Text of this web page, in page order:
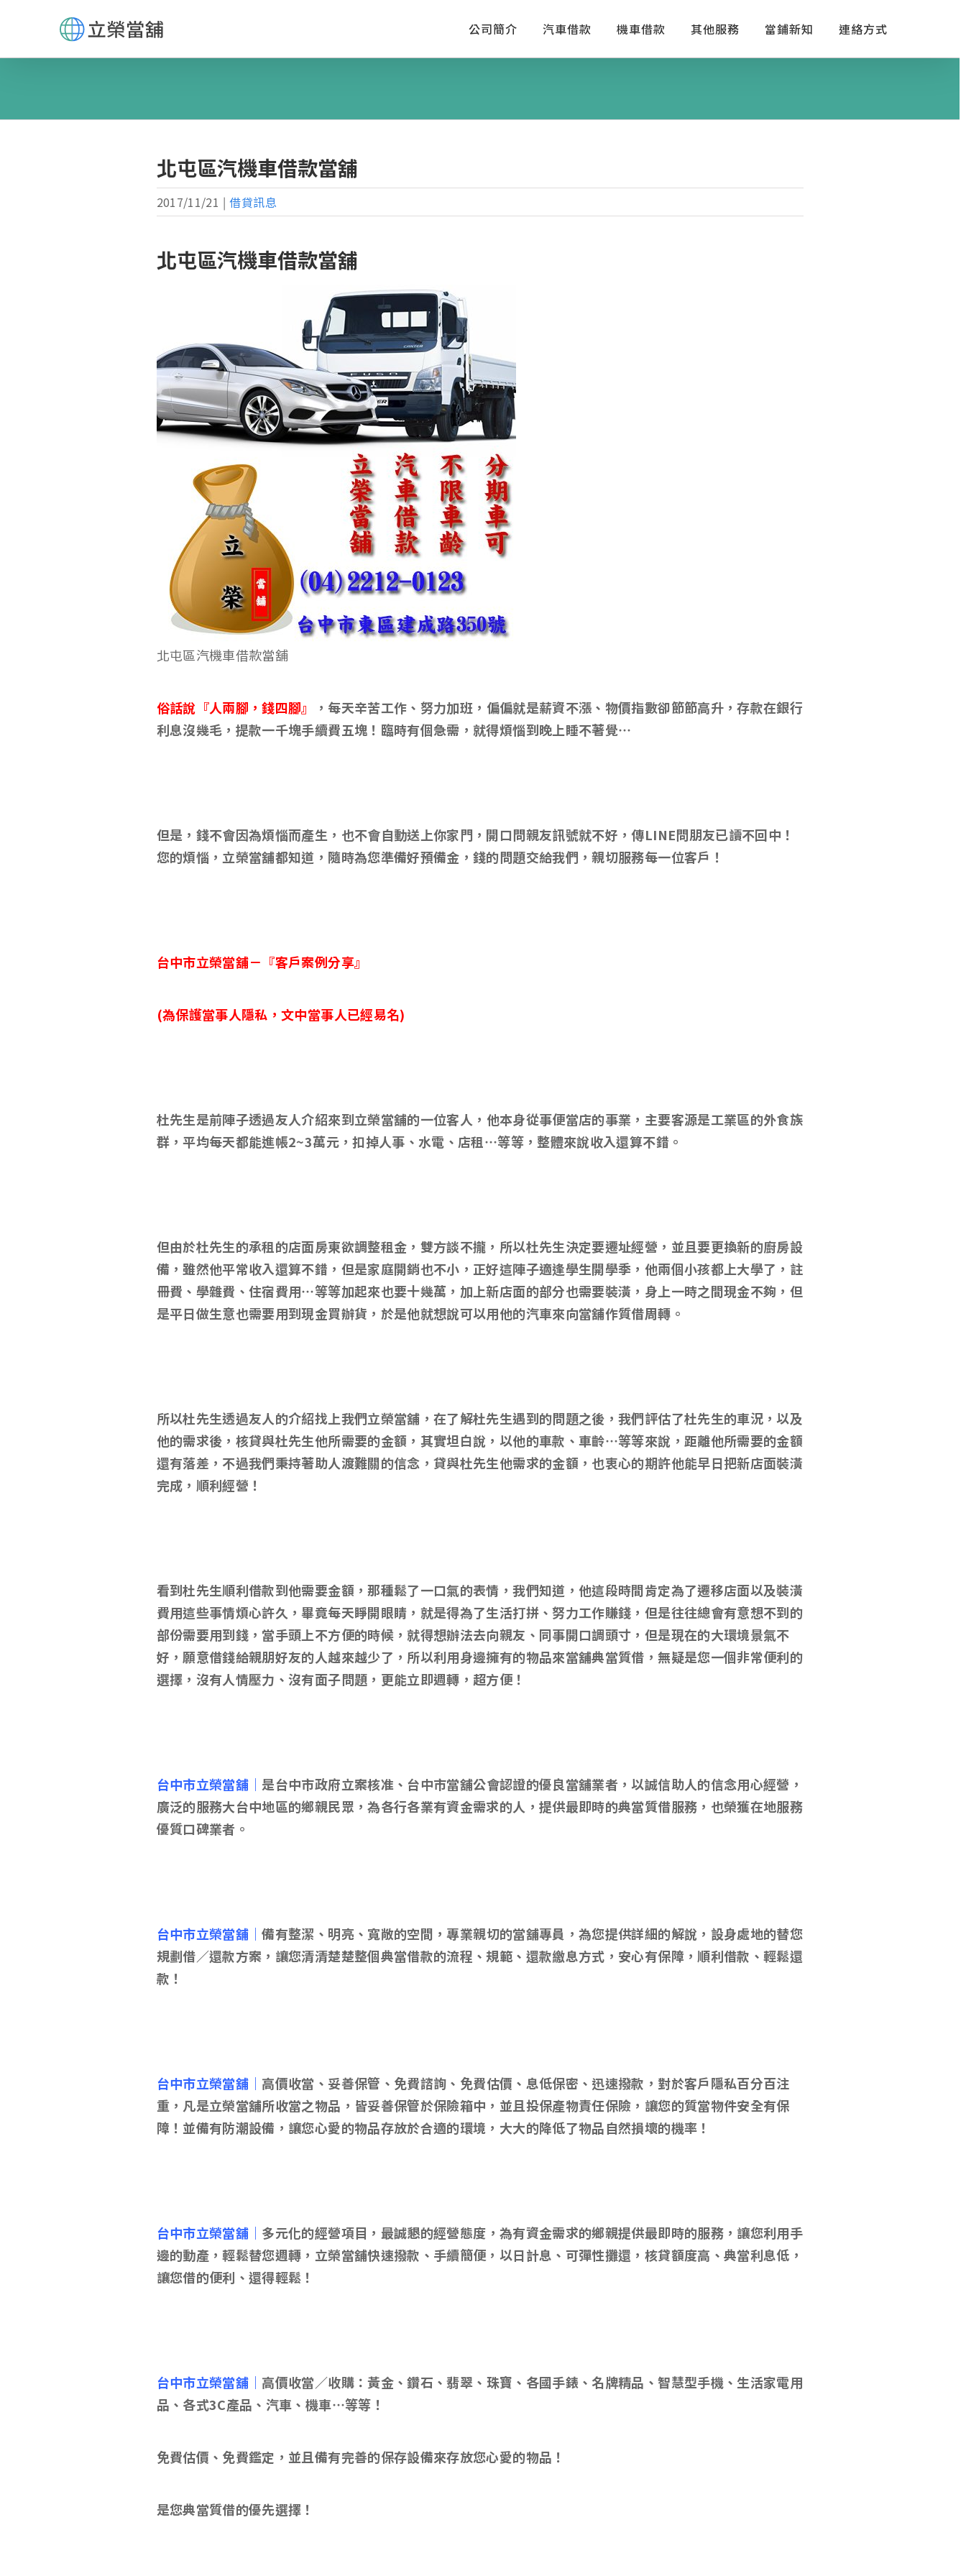
content
公司簡介 汽車借款 機車借款 其他服務 當鋪新知 連絡方式
北屯區汽機車借款當舖
2017/11/21 | 借貸訊息
北屯區汽機車借款當舖
北屯區汽機車借款當舖
俗話說『人兩腳，錢四腳』
，每天辛苦工作、努力加班，偏偏就是薪資不漲、物價指數卻節節高升，存款在銀行
利息沒幾毛，提款一千塊手續費五塊！臨時有個急需，就得煩惱到晚上睡不著覺…
但是，錢不會因為煩惱而產生，也不會自動送上你家門，開口問親友訊號就不好，傳LINE問朋友已讀不回中！
您的煩惱，立榮當舖都知道，隨時為您準備好預備金，錢的問題交給我們，親切服務每一位客戶！
台中市立榮當舖－ 『客戶案例分享』
(為保護當事人隱私，文中當事人已經易名)
杜先生是前陣子透過友人介紹來到立榮當舖的一位客人 ，他本身從事便當店的事業，主要客源是工業區的外食族
群，平均每天都能進帳2~3萬元，扣掉人事、水電、店租…等等，整體來說收入還算不錯。
但由於杜先生的承租的店面房東欲調整租金，雙方談不攏，所以杜先生決定要遷址經營，並且要更換新的廚房設
備，雖然他平常收入還算不錯，但是家庭開銷也不小，正好這陣子適逢學生開學季，他兩個小孩都上大學了，註
冊費、學雜費、住宿費用…等等加起來也要十幾萬，加上新店面的部分也需要裝潢，身上一時之間現金不夠，但
是平日做生意也需要用到現金買辦貨，於是他就想說可以用他的汽車來向當舖作質借周轉。
所以杜先生透過友人的介紹找上我們立榮當舖，在了解杜先生遇到的問題之後，我們評估了杜先生的車況，以及
他的需求後，核貸與杜先生他所需要的金額，其實坦白說，以他的車款、車齡…等等來說，距離他所需要的金額
還有落差，不過我們秉持著助人渡難關的信念，貸與杜先生他需求的金額，也衷心的期許他能早日把新店面裝潢
完成，順利經營！
看到杜先生順利借款到他需要金額，那種鬆了一口氣的表情，我們知道，他這段時間肯定為了遷移店面以及裝潢
費用這些事情煩心許久，畢竟每天睜開眼睛，就是得為了生活打拼、努力工作賺錢，但是往往總會有意想不到的
部份需要用到錢，當手頭上不方便的時候，就得想辦法去向親友、同事開口調頭寸，但是現在的大環境景氣不
好，願意借錢給親朋好友的人越來越少了，所以利用身邊擁有的物品來當舖典當質借，無疑是您一個非常便利的
選擇，沒有人情壓力、沒有面子問題，更能立即週轉，超方便！
台中市立榮當舖｜ 是台中市政府立案核准、台中市當舖公會認證的優良當舖業者，以誠信助人的信念用心經營，
廣泛的服務大台中地區的鄉親民眾，為各行各業有資金需求的人，提供最即時的典當質借服務，也榮獲在地服務
優質口碑業者。
台中市立榮當舖｜備有整潔、明亮、寬敞的空間，專業親切的當舖專員，為您提供詳細的解說，設身處地的替您
規劃借／還款方案，讓您清清楚楚整個典當借款的流程、規範、還款繳息方式，安心有保障，順利借款、輕鬆還
款！
台中市立榮當舖｜ 高價收當、妥善保管、免費諮詢、免費估價、息低保密、迅速撥款，對於客戶隱私百分百注
重，凡是立榮當舖所收當之物品，皆妥善保管於保險箱中，並且投保產物責任保險，讓您的質當物件安全有保
障！並備有防潮設備，讓您心愛的物品存放於合適的環境，大大的降低了物品自然損壞的機率！
台中市立榮當舖｜ 多元化的經營項目，最誠懇的經營態度，為有資金需求的鄉親提供最即時的服務，讓您利用手
邊的動產，輕鬆替您週轉，立榮當舖快速撥款、手續簡便，以日計息、可彈性攤還，核貸額度高、典當利息低，
讓您借的便利、還得輕鬆！
台中市立榮當舖｜ 高價收當／收購：黃金、鑽石、翡翠、珠寶、各國手錶、名牌精品、智慧型手機、生活家電用
品、各式3C產品、汽車、機車…等等！
免費估價、免費鑑定，並且備有完善的保存設備來存放您心愛的物品！
是您典當質借的優先選擇！